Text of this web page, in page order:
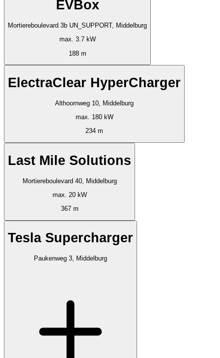
EVBox
Mortiereboulevard 3b UN_SUPPORT, Middelburg
max. 3.7 kW
188 m
ElectraClear HyperCharger
Althoornweg 10, Middelburg
max. 180 kW
234 m
Last Mile Solutions
Mortiereboulevard 40, Middelburg
max. 20 kW
367 m
Tesla Supercharger
Paukenweg 3, Middelburg